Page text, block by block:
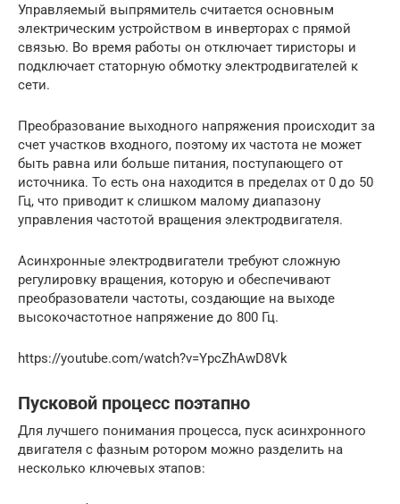
Управляемый выпрямитель считается основным
электрическим устройством в инверторах с прямой
связью. Во время работы он отключает тиристоры и
подключает статорную обмотку электродвигателей к
сети.
Преобразование выходного напряжения происходит за
счет участков входного, поэтому их частота не может
быть равна или больше питания, поступающего от
источника. То есть она находится в пределах от 0 до 50
Гц, что приводит к слишком малому диапазону
управления частотой вращения электродвигателя.
Асинхронные электродвигатели требуют сложную
регулировку вращения, которую и обеспечивают
преобразователи частоты, создающие на выходе
высокочастотное напряжение до 800 Гц.
https://youtube.com/watch?v=YpcZhAwD8Vk
Пусковой процесс поэтапно
Для лучшего понимания процесса, пуск асинхронного
двигателя с фазным ротором можно разделить на
несколько ключевых этапов: